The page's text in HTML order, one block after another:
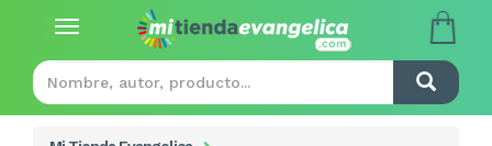
Toggle